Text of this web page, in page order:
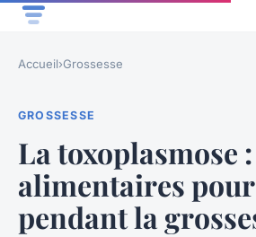
Accueil›Grossesse
GROSSESSE
La toxoplasmose
alimentaires
pendant la